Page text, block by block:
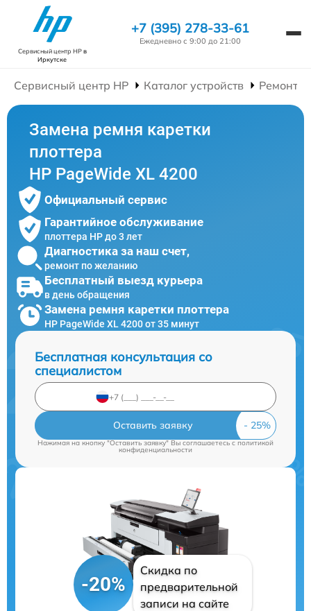
Сервисный центр HPв
Иркутске
+7 (395) 278-33-61
Ежедневно с 9:00 до 21:00
Сервисный центр HP Каталог устройств Ремонт
Замена ремня каретки
плоттера
HP PageWide XL 4200
Официальный сервис
Гарантийное обслуживание
плоттера HP до 3 лет
Диагностика за наш счет,
ремонт по желанию
Бесплатный выезд курьера
в день обращения
Замена ремня каретки плоттера
HP PageWide XL 4200 от 35 минут
Бесплатная консультация со
специалистом
Оставить заявку
Нажимая на кнопку "Оставить заявку" Вы соглашаетесь cполитикой
конфиденциальности
-20%
Скидка по
предварительной
записи на сайте